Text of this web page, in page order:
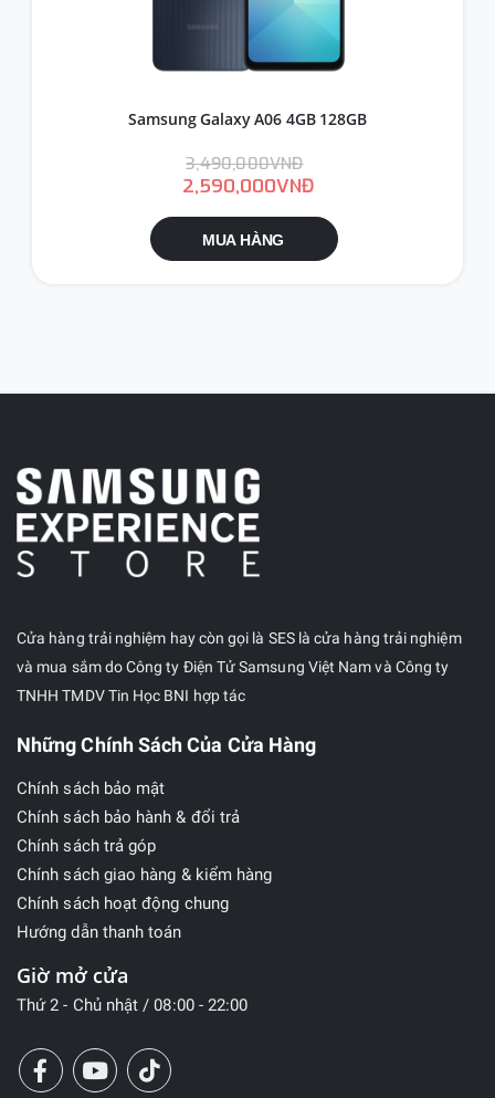
Samsung Galaxy A06 4GB 128GB
3,490,000VNĐ
2,590,000VNĐ
MUA HÀNG
Cửa hàng trải nghiệm hay còn gọi là SES là cửa hàng trải nghiệm
và mua sắm do Công ty Điện Tử Samsung Việt Nam và Công ty
TNHH TMDV Tin Học BNI hợp tác
Những Chính Sách Của Cửa Hàng
Chính sách bảo mật
Chính sách bảo hành & đổi trả
Chính sách trả góp
Chính sách giao hàng & kiểm hàng
Chính sách hoạt động chung
Hướng dẫn thanh toán
Giờ mở cửa
Thứ 2 - Chủ nhật / 08:00 - 22:00